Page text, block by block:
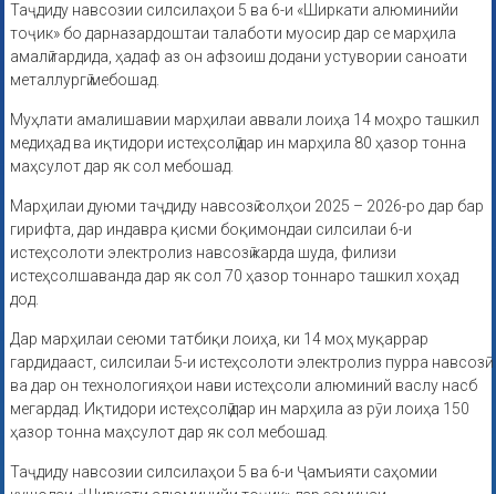
Таҷдиду навсозии силсилаҳои 5 ва 6-и «Ширкати алюминийи
тоҷик» бо дарназардоштаи талаботи муосир дар се марҳила
амалӣ гардида, ҳадаф аз он афзоиш додани устувории саноати
металлургӣ мебошад.
Муҳлати амалишавии марҳилаи аввали лоиҳа 14 моҳро ташкил
медиҳад ва иқтидори истеҳсолӣ дар ин марҳила 80 ҳазор тонна
маҳсулот дар як сол мебошад.
Марҳилаи дуюми таҷдиду навсозӣ солҳои 2025 – 2026-ро дар бар
гирифта, дар индавра қисми боқимондаи силсилаи 6-и
истеҳсолоти электролиз навсозӣ карда шуда, филизи
истеҳсолшаванда дар як сол 70 ҳазор тоннаро ташкил хоҳад
дод.
Дар марҳилаи сеюми татбиқи лоиҳа, ки 14 моҳ муқаррар
гардидааст, силсилаи 5-и истеҳсолоти электролиз пурра навсозӣ
ва дар он технологияҳои нави истеҳсоли алюминий васлу насб
мегардад. Иқтидори истеҳсолӣ дар ин марҳила аз рӯи лоиҳа 150
ҳазор тонна маҳсулот дар як сол мебошад.
Таҷдиду навсозии силсилаҳои 5 ва 6-и Ҷамъияти саҳомии